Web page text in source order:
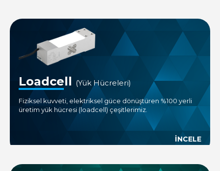
Loadcell (Yük Hücreleri)
Fiziksel kuvveti, elektriksel güce dönüştüren %100 yerli
üretim yük hücresi (loadcell) çeşitlerimiz.
İNCELE